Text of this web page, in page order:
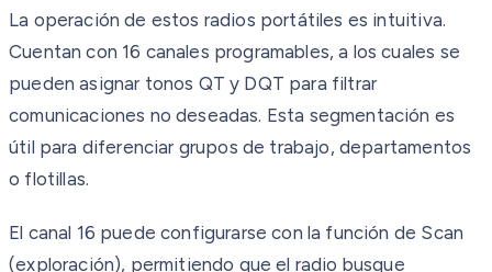
La operación de estos radios portátiles es intuitiva.
Cuentan con 16 canales programables, a los cuales se
pueden asignar tonos QT y DQT para filtrar
comunicaciones no deseadas. Esta segmentación es
útil para diferenciar grupos de trabajo, departamentos
o flotillas.
El canal 16 puede configurarse con la función de Scan
(exploración), permitiendo que el radio busque